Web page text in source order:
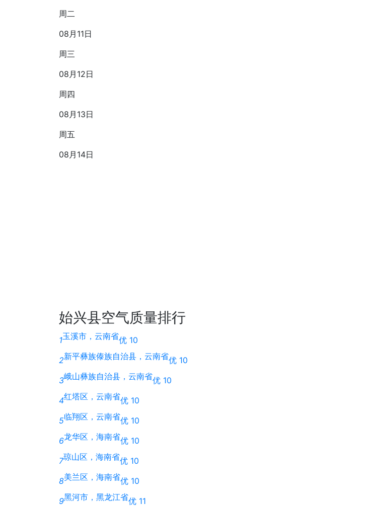
周二
08月11日
周三
08月12日
周四
08月13日
周五
08月14日
始兴县空气质量排行
1玉溪市，云南省优 10
2新平彝族傣族自治县，云南省优 10
3峨山彝族自治县，云南省优 10
4红塔区，云南省优 10
5临翔区，云南省优 10
6龙华区，海南省优 10
7琼山区，海南省优 10
8美兰区，海南省优 10
9黑河市，黑龙江省优 11